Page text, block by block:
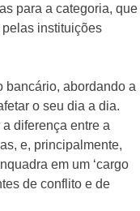
para a categoria, que
instituições
bancário, abordando a
o seu dia a dia.
diferença entre a
e, principalmente,
em um ‘cargo
de conflito e de